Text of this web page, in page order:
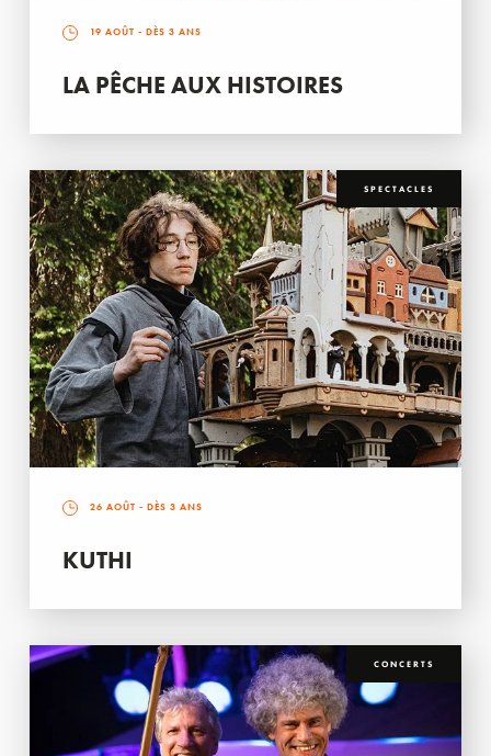
19 AOÛT - DÈS 3 ANS
LA PÊCHE AUX HISTOIRES
SPECTACLES
26 AOÛT - DÈS 3 ANS
KUTHI
CONCERTS